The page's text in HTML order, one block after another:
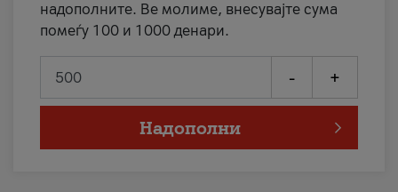
надополните. Ве молиме, внесувајте сума
помеѓу 100 и 1000 денари.
- +
Надополни